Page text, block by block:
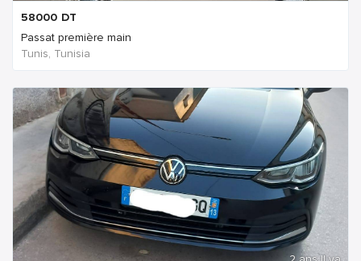
58000 DT
Passat première main
Tunis, Tunisia